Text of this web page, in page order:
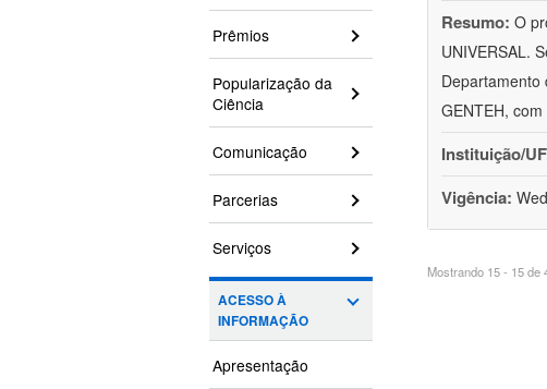
Prêmios
Popularização da
Ciência
Comunicação
Parcerias
Serviços
ACESSO À
INFORMAÇÃO
Apresentação
Resumo: O
UNIVERSAL.
Departamento
GENTEH,
Instituição/
Vigência:
Mostrando 15 - 15 de